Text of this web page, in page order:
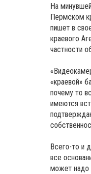
На
Пермском
пишет в
краевого
частности
«краевой»
почему то
имеются
Всего-то и
все
может надо